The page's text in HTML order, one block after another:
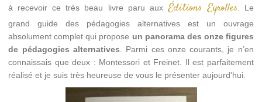
à recevoir ce très beau livre paru aux Éditions Eyrolles . Le
grand guide des pédagogies alternatives est un ouvrage
absolument complet qui propose un panorama des onze figures
de pédagogies alternatives . Parmi ces onze courants, je n’en
connaissais que deux : Montessori et Freinet. Il est parfaitement
réalisé et je suis très heureuse de vous le présenter aujourd’hui.